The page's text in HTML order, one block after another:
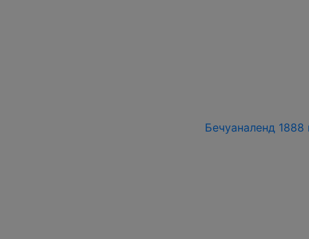
Бечуаналенд 1888